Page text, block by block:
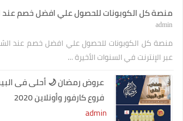
منصة كل الكوبونات للحصول علي افضل خصم عند
admin
منصة كل الكوبونات للحصول علي افضل خصم عند
عبر الإنترنت في السنوات الأخيرة ...
عروض رمضان 🌙 أحلى فى
فروع كارفور وأونلاين 2020
admin